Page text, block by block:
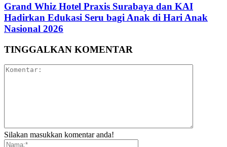
Grand Whiz Hotel Praxis Surabaya dan KAI
Hadirkan Edukasi Seru bagi Anak di Hari Anak
Nasional 2026
TINGGALKAN KOMENTAR
Silakan masukkan komentar anda!